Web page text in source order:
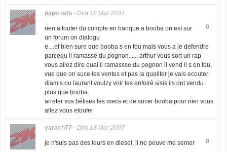
papo reto- Dim 18 Mar 2007
0
rien a fouter du compte en banque a booba on est sur
un forum on dialogu
e....et bien sure que booba s en fou mais vous a le defendre
parcequ il ramasse du pognon....., arthur vous sort un rap
vous allez dire ouai il ramassse du pognon il vend il s en fou,
vue que on suce les ventes et pas la qualiter je vais ecouter
diam s ou laurant voulzy voir les enfoiré sisis ils ont vendu
plus que booba
arreter vos bétises les mecs et de sucer booba pour rien vous
allez vous etoufer
yarach77 - Dim 18 Mar 2007
0
je n'suis pas des leurs en diesel, il ne peuve me semer